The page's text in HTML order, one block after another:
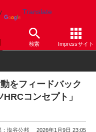
Translate
検索 Impressサイト
をフィードバック
コンセプト」
：塩谷公邦 2026年1月9日 23:05